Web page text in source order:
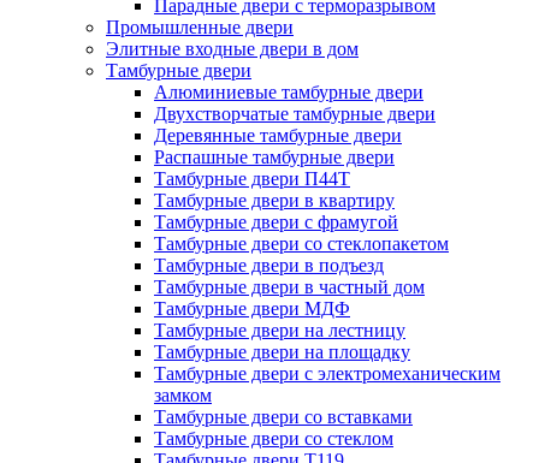
Парадные двери с терморазрывом
Промышленные двери
Элитные входные двери в дом
Тамбурные двери
Алюминиевые тамбурные двери
Двухстворчатые тамбурные двери
Деревянные тамбурные двери
Распашные тамбурные двери
Тамбурные двери П44Т
Тамбурные двери в квартиру
Тамбурные двери с фрамугой
Тамбурные двери со стеклопакетом
Тамбурные двери в подъезд
Тамбурные двери в частный дом
Тамбурные двери МДФ
Тамбурные двери на лестницу
Тамбурные двери на площадку
Тамбурные двери с электромеханическим
замком
Тамбурные двери со вставками
Тамбурные двери со стеклом